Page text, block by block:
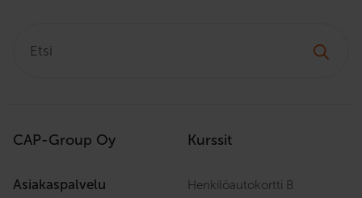
CAP-Group Oy
Asiakaspalvelu
Kurssit
Henkilöautokortti B